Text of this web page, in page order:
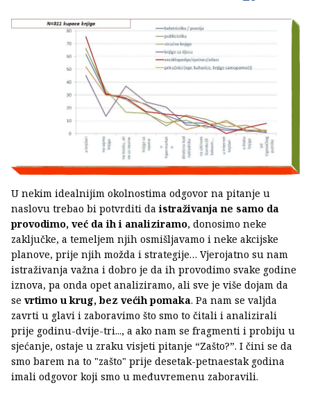
U nekim idealnijim okolnostima odgovor na pitanje u
naslovu trebao bi potvrditi daistraživanja ne samo da
provodimo, već da ih i analiziramo, donosimo neke
zaključke, a temeljem njih osmišljavamo i neke akcijske
planove, prije njih možda i strategije… Vjerojatno su nam
istraživanja važna i dobro je da ih provodimo svake godine
iznova, pa onda opet analiziramo, ali sve je više dojam da
se vrtimo u krug, bez većih pomaka. Pa nam se valjda
zavrti u glavi i zaboravimo što smo to čitali i analizirali
prije godinu-dvije-tri..., a ako nam se fragmenti i probiju u
sjećanje, ostaje u zraku visjeti pitanje “Zašto?”. I čini se da
smo barem na to "zašto" prije desetak-petnaestak godina
imali odgovor koji smo u međuvremenu zaboravili.